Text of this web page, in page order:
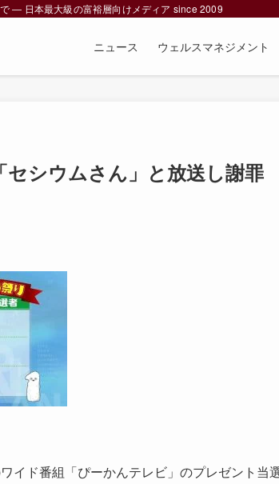
― 日本最大級の富裕層向けメディア since 2009
ニュース ウェルスマネジメント
シウムさん」と放送し謝罪
イド番組「ぴーかんテレビ」のプレゼント当